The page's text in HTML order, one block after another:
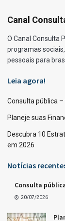
Canal
O Canal Consulta
programas
pessoais para
Leia agora!
Consulta pública
Planeje suas
Descubra 10
em 2026
Notícias
Consulta
20/07/2026